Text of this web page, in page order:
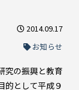
2014.09.17
お知らせ
究の振興と教育
的として平成９